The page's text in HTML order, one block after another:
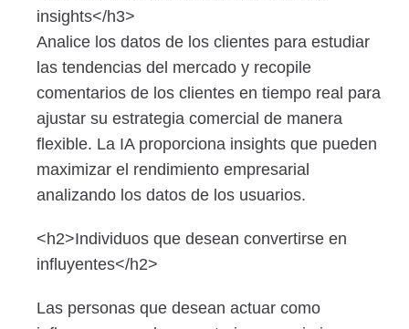
insights</h3>
Analice los datos de los clientes para estudiar
las tendencias del mercado y recopile
comentarios de los clientes en tiempo real para
ajustar su estrategia comercial de manera
flexible. La IA proporciona insights que pueden
maximizar el rendimiento empresarial
analizando los datos de los usuarios.
<h2>Individuos que desean convertirse en
influyentes</h2>
Las personas que desean actuar como